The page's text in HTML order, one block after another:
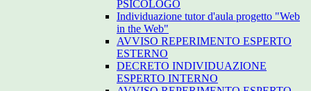
PSICOLOGO
Individuazione tutor d'aula progetto "Web
in the Web"
AVVISO REPERIMENTO ESPERTO
ESTERNO
DECRETO INDIVIDUAZIONE
ESPERTO INTERNO